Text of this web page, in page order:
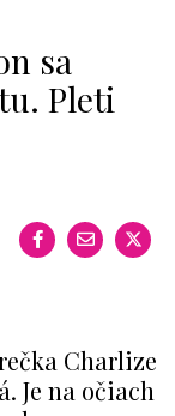
sa
Pleti
Charlize
Je na očiach